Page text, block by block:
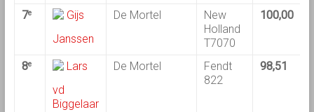
7e
Gijs
Janssen
De Mortel
New
Holland
T7070
100,00
8e
Lars
vd
Biggelaar
De Mortel
Fendt
822
98,51